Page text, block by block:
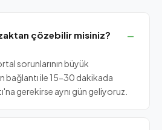
çözebilir misiniz?
sorunlarının büyük
bağlantı ile 15-30 dakikada
gerekirse aynı gün geliyoruz.